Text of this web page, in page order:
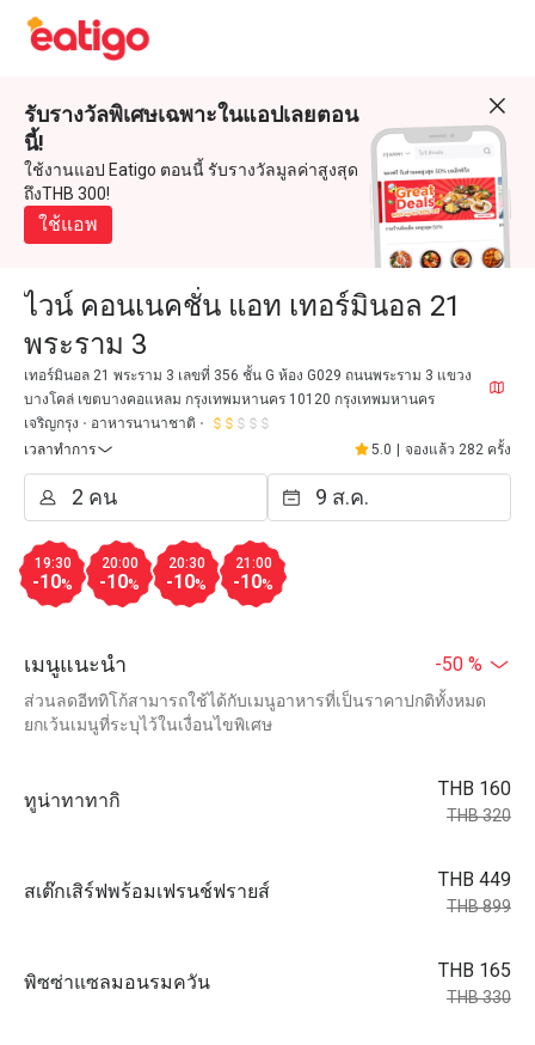
รับรางวัลพิเศษเฉพาะในแอปเลยตอน
นี้!
ใช้งานแอป Eatigo ตอนนี้ รับรางวัลมูลค่าสูงสุด
ถึงTHB 300!
ใช้แอพ
ไวน์ คอนเนคชั่น แอท เทอร์มินอล 21
พระราม 3
เทอร์มินอล 21 พระราม 3 เลขที่ 356 ชั้น G ห้อง G029 ถนนพระราม 3 แขวง
บางโคล่ เขตบางคอแหลม กรุงเทพมหานคร 10120 กรุงเทพมหานคร
เจริญกรุง
อาหารนานาชาติ
เวลาทำการ
5.0 จองแล้ว 282 ครั้ง
19:30
-10%
20:00
-10%
20:30
-10%
21:00
-10%
เมนูแนะนำ -50 %
ส่วนลดอีททิโก้สามารถใช้ได้กับเมนูอาหารที่เป็นราคาปกติทั้งหมด
ยกเว้นเมนูที่ระบุไว้ในเงื่อนไขพิเศษ
ทูน่าทาทากิ
THB 160
THB 320
สเต๊กเสิร์ฟพร้อมเฟรนช์ฟรายส์
THB 449
THB 899
พิซซ่าแซลมอนรมควัน
THB 165
THB 330